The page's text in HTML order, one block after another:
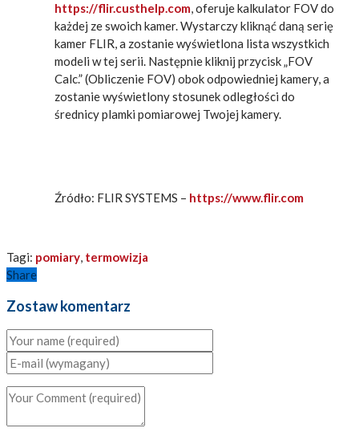
https://flir.custhelp.com, oferuje kalkulator FOV do
każdej ze swoich kamer. Wystarczy kliknąć daną serię
kamer FLIR, a zostanie wyświetlona lista wszystkich
modeli w tej serii. Następnie kliknij przycisk „FOV
Calc.” (Obliczenie FOV) obok odpowiedniej kamery, a
zostanie wyświetlony stosunek odległości do
średnicy plamki pomiarowej Twojej kamery.
Źródło: FLIR SYSTEMS – https://www.flir.com
Tagi: pomiary, termowizja
Share
Zostaw komentarz